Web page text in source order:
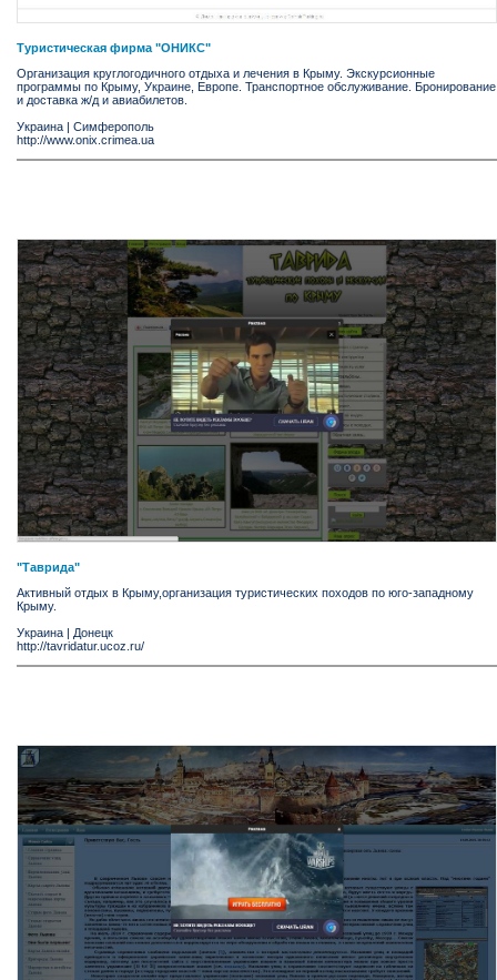
Туристическая фирма "ОНИКС"
Организация круглогодичного отдыха и лечения в Крыму. Экскурсионные
программы по Крыму, Украине, Европе. Транспортное обслуживание. Бронирование
и доставка ж/д и авиабилетов.
Украина | Симферополь
http://www.onix.crimea.ua
"Таврида"
Активный отдых в Крыму,организация туристических походов по юго-западному
Крыму.
Украина | Донецк
http://tavridatur.ucoz.ru/